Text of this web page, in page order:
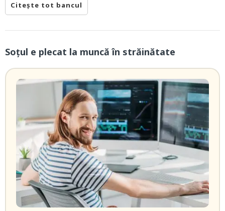
Citește tot bancul
Soțul e plecat la muncă în străinătate